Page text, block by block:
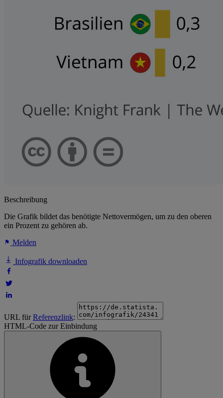
Beschreibung
Die Grafik bildet das benötigte Nettovermögen, um zu den oberen
ein Prozent zu gehören ab.
Melden
Infografik downloaden
URL fürReferenzlink:
HTML-Code zur Einbindung